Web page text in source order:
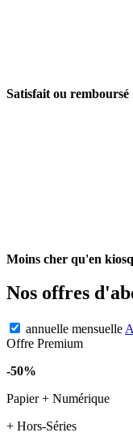
Satisfait ou remboursé
Moins cher qu'en
Nos offres
annuelle mensuelle
Offre Premium
-50%
Papier + Numérique
+ Hors-Séries